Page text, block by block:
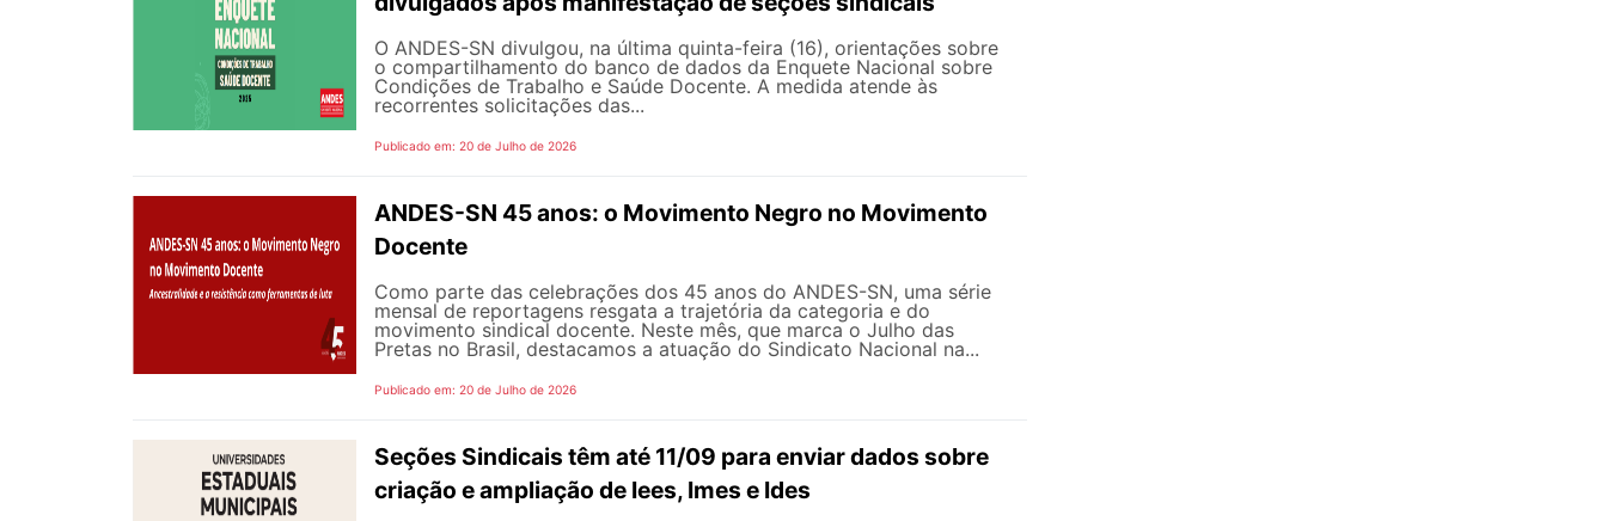
O ANDES-SN divulgou, na última quinta-feira (16), orientações sobre
o compartilhamento do banco de dados da Enquete Nacional sobre
Condições de Trabalho e Saúde Docente. A medida atende às
recorrentes solicitações das...
Publicado em: 20 de Julho de 2026
ANDES-SN 45 anos: o Movimento Negro no Movimento
Docente
Como parte das celebrações dos 45 anos do ANDES-SN, uma série
mensal de reportagens resgata a trajetória da categoria e do
movimento sindical docente. Neste mês, que marca o Julho das
Pretas no Brasil, destacamos a atuação do Sindicato Nacional na...
Publicado em: 20 de Julho de 2026
Seções Sindicais têm até 11/09 para enviar dados sobre
criação e ampliação de Iees, Imes e Ides